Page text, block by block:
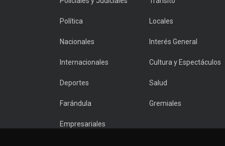
Política Locales
Nacionales Interés General
Internacionales Cultura y Espectáculos
Deportes Salud
Farándula Gremiales
Empresariales